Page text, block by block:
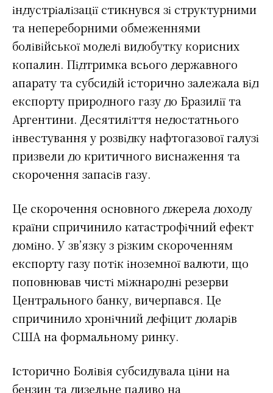
індустріалізації стикнувся зі структурними
та непереборними обмеженнями
болівійської моделі видобутку корисних
копалин. Підтримка всього державного
апарату та субсидій історично залежала від
експорту природного газу до Бразилії та
Аргентини. Десятиліття недостатнього
інвестування у розвідку нафтогазової галузі
призвели до критичного виснаження та
скорочення запасів газу.
Це скорочення основного джерела доходу
країни спричинило катастрофічний ефект
доміно. У зв’язку з різким скороченням
експорту газу потік іноземної валюти, що
поповнював чисті міжнародні резерви
Центрального банку, вичерпався. Це
спричинило хронічний дефіцит доларів
США на формальному ринку.
Історично Болівія субсидувала ціни на
бензин та дизельне паливо на